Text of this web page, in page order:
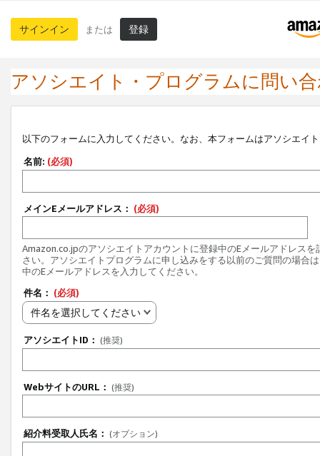
サインイン または 登録
アソシエイト・プログラムに問い
以下のフォームに入力してください。なお、本フォームはアソシエイ
名前: (必須)
メインEメールアドレス： (必須)
Amazon.co.jpのアソシエイトアカウントに登録中のEメールアドレスを
さい。アソシエイトプログラムに申し込みをする以前のご質問の場合
中のEメールアドレスを入力してください。
件名： (必須)
件名を選択してください
アソシエイトID： (推奨)
WebサイトのURL： (推奨)
紹介料受取人氏名： (オプション)